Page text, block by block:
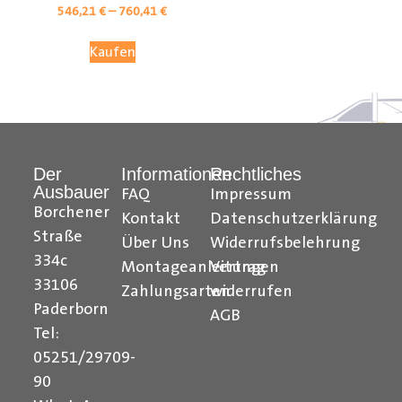
Citroen Berlingo Radkastenschutz, Citroen Jumpy
Radkastenschutz, Citroen Jumper Radkastenschutz,
Citroen Nemo Radkastenschutz, Dacia Dokker
Radkastenschutz, Fiat Doblo Cargo Radkastenschutz,
Fiat Scudo Radkastenschutz, Fiat Ducato
Radkastenschutz, Fiat Fiorino Radkastenschutz, Fiat
Talento Radkastenschutz, Ford Transit Courier
Radkastenschutz, Ford Connect Radkastenschutz, Ford
546,21€–760,41€
Kaufen
Der
Ausbauer
Borchener
Straße
334c
33106
Paderborn
Tel:
05251/29709-
90
Informationen
FAQ
Kontakt
Über Uns
Montageanleitungen
Zahlungsarten
Rechtliches
Impressum
Datenschutzerklärung
Widerrufsbelehrung
Vertrag
widerrufen
AGB